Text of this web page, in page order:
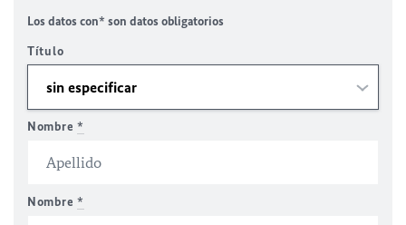
Los datos con* son datos obligatorios
Título
Nombre *
Nombre *